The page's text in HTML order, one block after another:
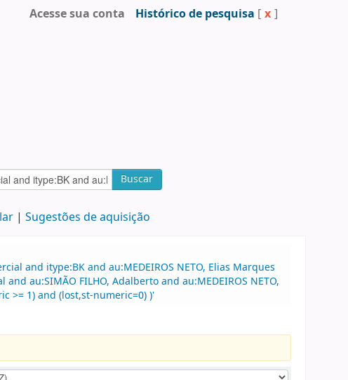
Acesse sua conta Histórico de pesquisa [ x ]
Buscar
Sugestões de aquisição
and itype:BK and au:MEDEIROS NETO, Elias Marques
au:SIMÃO FILHO, Adalberto and au:MEDEIROS NETO,
>= 1) and (lost,st-numeric=0) )'